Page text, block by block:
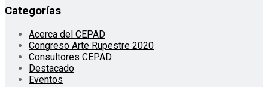
Categorías
Acerca del CEPAD
Congreso Arte Rupestre 2020
Consultores CEPAD
Destacado
Eventos